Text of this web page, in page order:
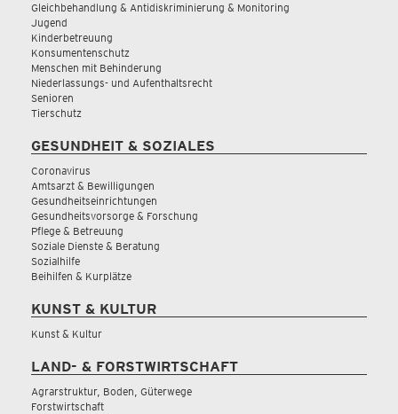
Gleichbehandlung & Antidiskriminierung & Monitoring
Jugend
Kinderbetreuung
Konsumentenschutz
Menschen mit Behinderung
Niederlassungs- und Aufenthaltsrecht
Senioren
Tierschutz
GESUNDHEIT & SOZIALES
Coronavirus
Amtsarzt & Bewilligungen
Gesundheitseinrichtungen
Gesundheitsvorsorge & Forschung
Pflege & Betreuung
Soziale Dienste & Beratung
Sozialhilfe
Beihilfen & Kurplätze
KUNST & KULTUR
Kunst & Kultur
LAND- & FORSTWIRTSCHAFT
Agrarstruktur, Boden, Güterwege
Forstwirtschaft